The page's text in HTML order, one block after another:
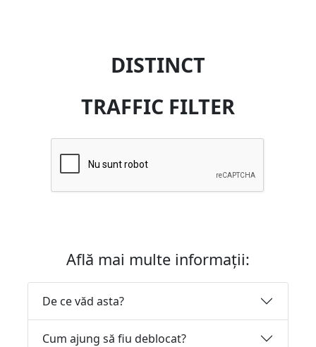
DISTINCT
TRAFFIC FILTER
Află mai multe informații:
De ce văd asta?
Cum ajung să fiu deblocat?